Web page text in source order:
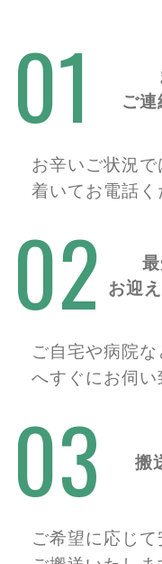
01
ご
お辛いご状況
着いてお電話く
02
お迎
ご自宅や病院
へすぐにお伺い
03 搬
ご希望に応じ